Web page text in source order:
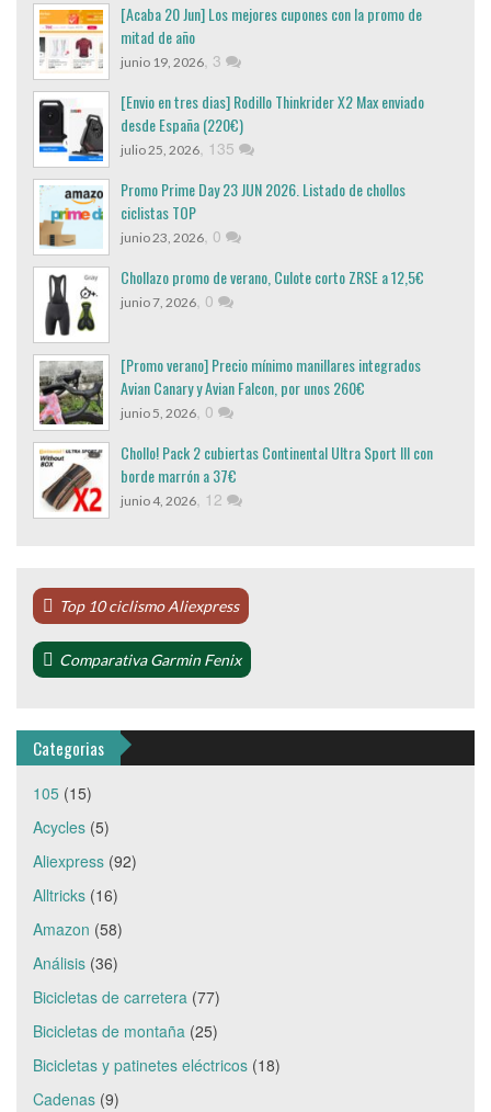
[Acaba 20 Jun] Los mejores cupones con la promo de
mitad de año
junio 19, 2026, 3
[Envio en tres dias] Rodillo Thinkrider X2 Max enviado
desde España (220€)
julio 25, 2026, 135
Promo Prime Day 23 JUN 2026. Listado de chollos
ciclistas TOP
junio 23, 2026, 0
Chollazo promo de verano, Culote corto ZRSE a 12,5€
junio 7, 2026, 0
[Promo verano] Precio mínimo manillares integrados
Avian Canary y Avian Falcon, por unos 260€
junio 5, 2026, 0
Chollo! Pack 2 cubiertas Continental Ultra Sport III con
borde marrón a 37€
junio 4, 2026, 12
Top 10 ciclismo Aliexpress
Comparativa Garmin Fenix
Categorias
105 (15)
Acycles (5)
Aliexpress (92)
Alltricks (16)
Amazon (58)
Análisis (36)
Bicicletas de carretera (77)
Bicicletas de montaña (25)
Bicicletas y patinetes eléctricos (18)
Cadenas (9)